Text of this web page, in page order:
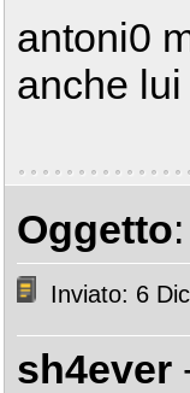
antoni0
anche
Oggetto
Inviato: 6
sh4ever